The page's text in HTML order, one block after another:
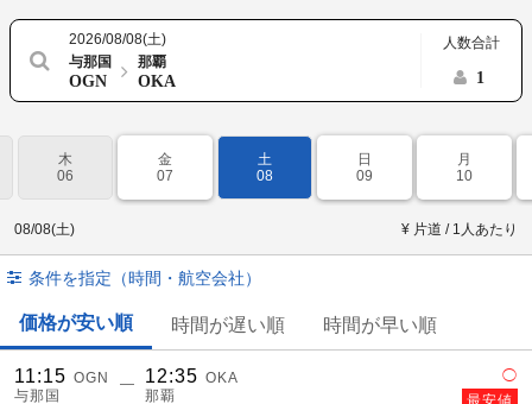
2026/08/08(土)
与那国
OGN
那覇
OKA
人数合計
1
木
06
金
07
土
08
日
09
月
10
08/08(土) ¥ 片道 / 1人あたり
条件を指定（時間・航空会社）
価格が安い順 時間が遅い順 時間が早い順
11:15 OGN
与那国
― 12:35 OKA
那覇
◯
最安値